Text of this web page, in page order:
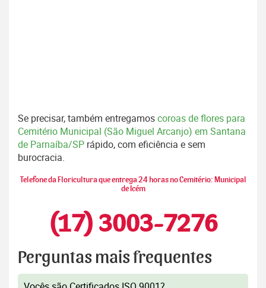
Se precisar, também entregamoscoroas de flores para
Cemitério Municipal (São Miguel Arcanjo) em Santana
de Parnaíba/SP rápido, com eficiência e sem
burocracia.
Telefone da Floricultura que entrega 24 horas no Cemitério: Municipal
de Icém
(17) 3003-7276
Perguntas mais frequentes